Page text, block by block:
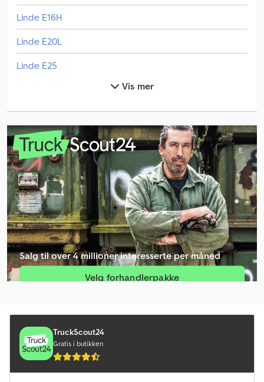
Linde E16H
Linde E20L
Linde E25
Linde E30/600H
Linde E30/600Hl
Linde E35/600H
Linde E35Hl
Linde E35L
Linde E40/600Hl
Linde H16D
Linde H25D
Linde H35D
Linde H40D
Vis mer
Salg til over 4 millioner interesserte per måned
Velg forhandlerpakke
TruckScout24
Gratis i butikken